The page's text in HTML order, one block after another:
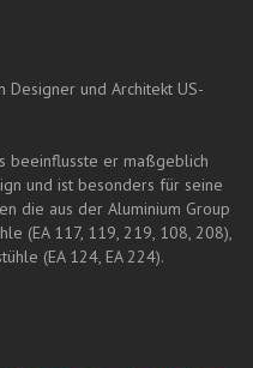
und Architekt US-
beeinflusste er maßgeblich
und ist besonders für seine
die aus der Aluminium Group
(EA 117, 119, 219, 108, 208),
(EA 124, EA 224).